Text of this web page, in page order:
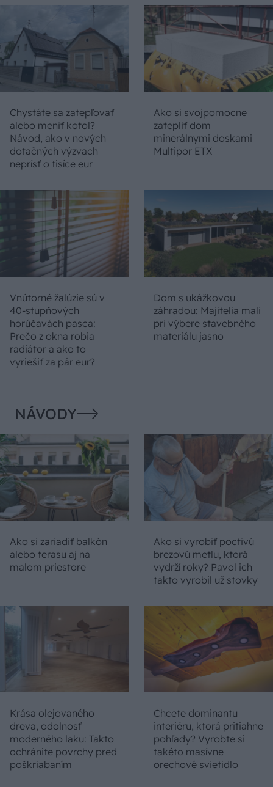
Chystáte sa zatepľovať
alebo meniť kotol?
Návod, ako v nových
dotačných výzvach
neprísť o tisíce eur
Ako si svojpomocne
zatepliť dom
minerálnymi doskami
Multipor ETX
Vnútorné žalúzie sú v
40-stupňových
horúčavách pasca:
Prečo z okna robia
radiátor a ako to
vyriešiť za pár eur?
Dom s ukážkovou
záhradou: Majitelia mali
pri výbere stavebného
materiálu jasno
NÁVODY
Ako si zariadiť balkón
alebo terasu aj na
malom priestore
Ako si vyrobiť poctivú
brezovú metlu, ktorá
vydrží roky? Pavol ich
takto vyrobil už stovky
Krása olejovaného
dreva, odolnosť
moderného laku: Takto
ochránite povrchy pred
poškriabaním
Chcete dominantu
interiéru, ktorá pritiahne
pohľady? Vyrobte si
takéto masívne
orechové svietidlo